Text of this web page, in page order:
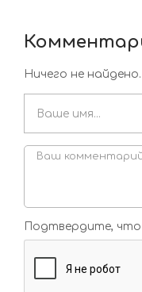
Ничего не найдено.
Подтвердите,